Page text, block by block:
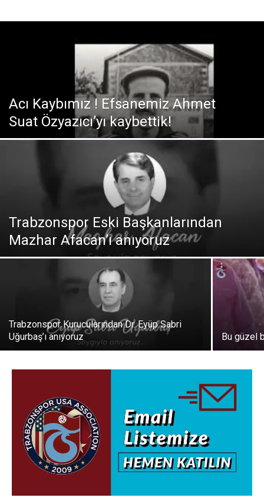
Acı Kaybımız ! Efsanemiz Ahmet
Suat Özyazıcı’yı kaybettik!
Trabzonspor Eski Başkanlarından
Mazhar Afacan’ı anıyoruz
Trabzonspor Kurucularından Dr. Eyüp Sabri
Uğurbaş’ı anıyoruz
Bu güzel